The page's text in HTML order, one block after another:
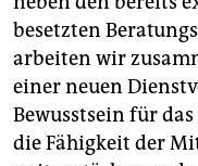
besetzten
arbeiten wir
einer neuen
Bewusstsein für
die Fähigkeit der